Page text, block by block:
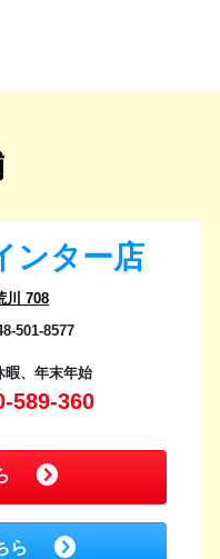
ンター店
川 708
501-8577
、年末年始
589-360
ら